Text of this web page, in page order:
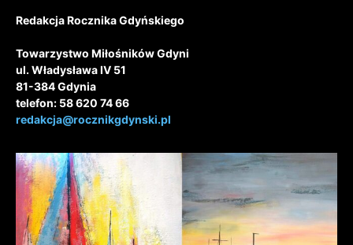
Redakcja Rocznika Gdyńskiego
Towarzystwo Miłośników Gdyni
ul. Władysława IV 51
81-384 Gdynia
telefon: 58 620 74 66
redakcja@rocznikgdynski.pl